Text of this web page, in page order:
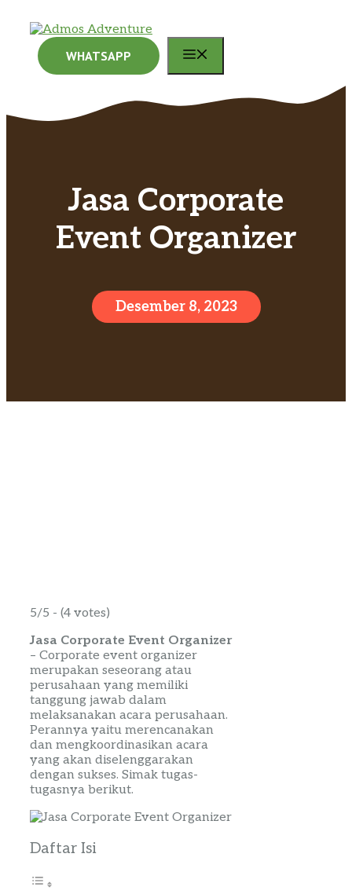
WHATSAPP
Jasa Corporate
Event Organizer
Desember 8, 2023
5/5 - (4 votes)
Jasa Corporate Event Organizer
– Corporate event organizer
merupakan seseorang atau
perusahaan yang memiliki
tanggung jawab dalam
melaksanakan acara perusahaan.
Perannya yaitu merencanakan
dan mengkoordinasikan acara
yang akan diselenggarakan
dengan sukses. Simak tugas-
tugasnya berikut.
Daftar Isi